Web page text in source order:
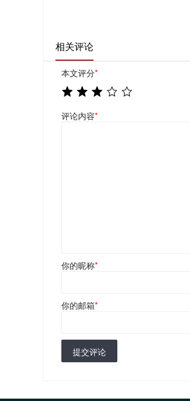
相关评论
本文评分*
评论内容*
你的昵称*
你的邮箱*
提交评论